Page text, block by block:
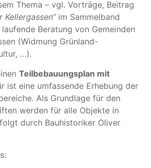
Thema – vgl. Vorträge, Beitrag
im Sammelband
Beratung von Gemeinden
(Widmung Grünland-
…).
Teilbebauungsplan mit
ist eine umfassende Erhebung der
Als Grundlage für den
werden für alle Objekte in
durch Bauhistoriker Oliver